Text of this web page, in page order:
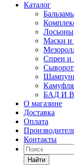
Каталог
Лосьоны
Маски и
Спреи и
БАД И
О магазине
Доставка
Оплата
Контакты
Найти